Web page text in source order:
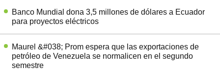
Banco Mundial dona 3,5 millones de dólares a Ecuador
para proyectos eléctricos
Maurel &#038; Prom espera que las exportaciones de
petróleo de Venezuela se normalicen en el segundo
semestre